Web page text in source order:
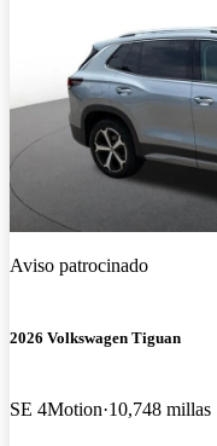
Aviso patrocinado
2026 Volkswagen Tiguan
SE 4Motion 10,748 millas